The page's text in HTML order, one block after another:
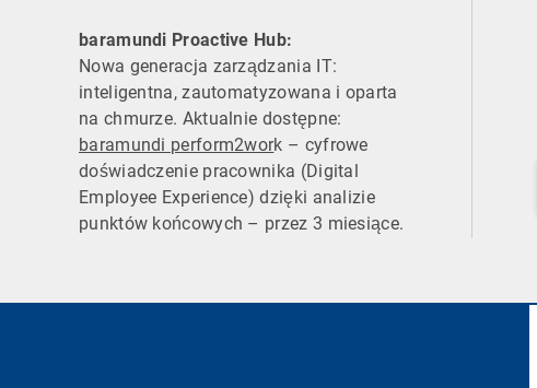
baramundi Proactive Hub:
Nowa generacja zarządzania IT:
inteligentna, zautomatyzowana i oparta
na chmurze. Aktualnie dostępne:
baramundi perform2work – cyfrowe
doświadczenie pracownika (Digital
Employee Experience) dzięki analizie
punktów końcowych – przez 3 miesiące.